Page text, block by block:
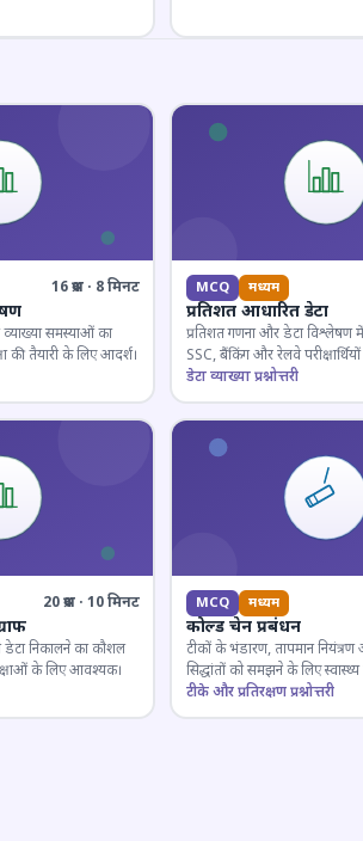
16 प्रश्न · 8 मिनट
समस्याओं का
की तैयारी के लिए आदर्श।
MCQ मध्यम
प्रतिशत आधारित डेटा
प्रतिशत गणना और डेटा विश्लेषण में
SSC, बैंकिंग और रेलवे
डेटा व्याख्या प्रश्नोत्तरी
20 प्रश्न · 10 मिनट
डेटा निकालने का कौशल
के लिए आवश्यक।
MCQ मध्यम
कोल्ड चेन प्रबंधन
टीकों के भंडारण, तापमान
सिद्धांतों को समझने के लिए
परीक्षार्थियों के लिए महत्वपूर्ण।
टीके और प्रतिरक्षण प्रश्नोत्तरी